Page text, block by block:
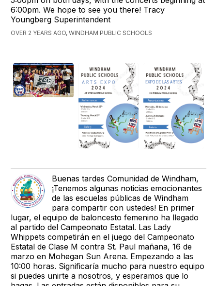
6:00pm. We hope to see you there! Tracy
Youngberg Superintendent
OVER 2 YEARS AGO, WINDHAM PUBLIC SCHOOLS
Buenas tardes Comunidad de Windham,
¡Tenemos algunas noticias emocionantes
de las escuelas públicas de Windham
para compartir con ustedes! En primer
lugar, el equipo de baloncesto femenino ha llegado
al partido del Campeonato Estatal. Las Lady
Whippets competirán en el juego del Campeonato
Estatal de Clase M contra St. Paul mañana, 16 de
marzo en Mohegan Sun Arena. Empezando a las
10:00 horas. Significaría mucho para nuestro equipo
si puedes unirte a nosotros, y esperamos que lo